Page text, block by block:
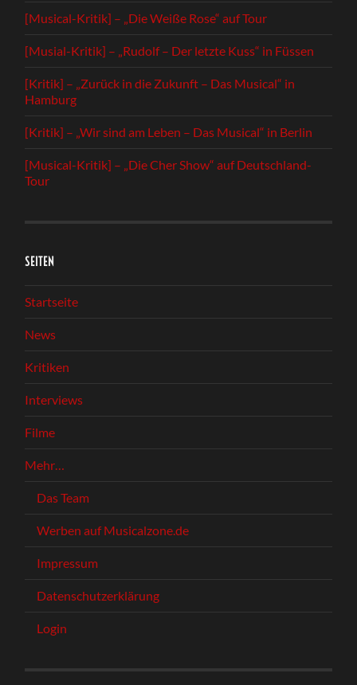
[Musical-Kritik] – „Die Weiße Rose“ auf Tour
[Musial-Kritik] – „Rudolf – Der letzte Kuss“ in Füssen
[Kritik] – „Zurück in die Zukunft – Das Musical“ in
Hamburg
[Kritik] – „Wir sind am Leben – Das Musical“ in Berlin
[Musical-Kritik] – „Die Cher Show“ auf Deutschland-
Tour
SEITEN
Startseite
News
Kritiken
Interviews
Filme
Mehr…
Das Team
Werben auf Musicalzone.de
Impressum
Datenschutzerklärung
Login